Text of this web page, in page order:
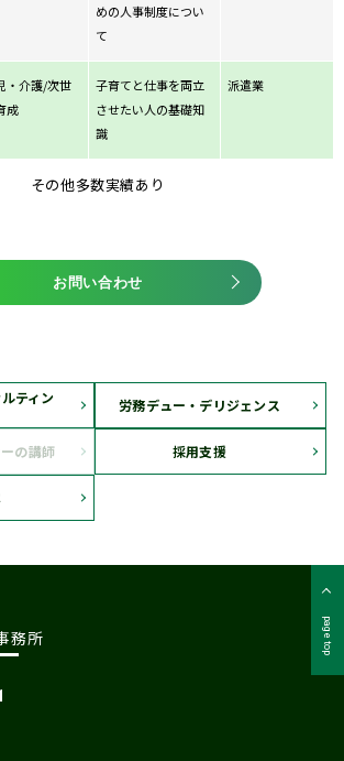
めの人事制度につい
て
・介護/次世
成
子育てと仕事を両立
させたい人の基礎知
識
派遣業
その他多数実績あり
お問い合わせ
ティン
労務デュー・デリジェンス
の講師 採用支援
page top
務所